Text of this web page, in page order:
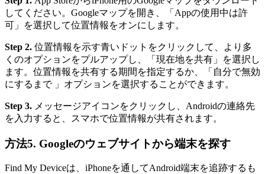
してください。Googleマップを開き、「Appの使用中は許
可」を選択して位置情報をオンにします。
Step 2. 位置情報を示す青いドットをクリックして、より多
くのオプションをプルアップし、「現在地を共有」を選択し
ます。位置情報を共有する期間を指定するか、「自分で無効
にするまで 」オプションを選択することができます。
Step 3. メッセージアイコンをクリックし、Androidの連絡先
を入力すると、スマホで位置情報が共有されます。
方法5. Googleのウェブサイトから端末を探す
Find My Deviceは、iPhoneを通してAndroid端末を追跡するも